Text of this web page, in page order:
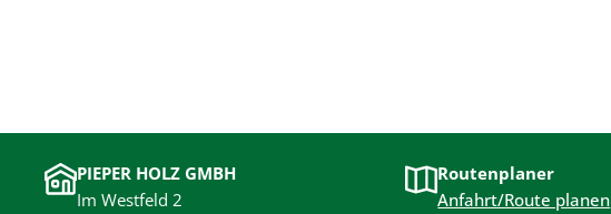
PIEPER HOLZ GMBH
Im Westfeld 2
Routenplaner
Anfahrt/Route planen